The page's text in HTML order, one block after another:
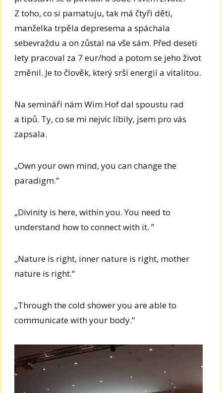
Z toho, co si pamatuju, tak má čtyři děti,
manželka trpěla depresema a spáchala
sebevraždu a on zůstal na vše sám. Před deseti
lety pracoval za 7 eur/hod a potom se jeho život
změnil. Je to člověk, který srší energií a vitalitou.
Na semináři nám Wim Hof dal spoustu rad
a tipů. Ty, co se mi nejvíc líbily, jsem pro vás
zapsala.
„Own your own mind, you can change the
paradigm.”
„Divinity is here, within you. You need to
understand how to connect with it. ”
„Nature is right, inner nature is right, mother
nature is right.“
„Through the cold shower you are able to
communicate with your body.“